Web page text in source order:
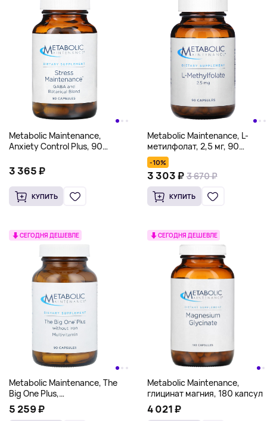
Metabolic Maintenance,
Anxiety Control Plus, 90
3 365 ₽
КУПИТЬ
Metabolic Maintenance, L-
метилфолат, 2,5 мг, 90
капсул
-10%
3 303 ₽ 3 670 ₽
КУПИТЬ
СЕГОДНЯ ДЕШЕВЛЕ
Metabolic Maintenance, The
Big One Plus,
мультивитамины без железа,
90 капсул
5 259 ₽
СЕГОДНЯ ДЕШЕВЛЕ
Metabolic Maintenance,
глицинат магния, 180 капсул
4 021 ₽